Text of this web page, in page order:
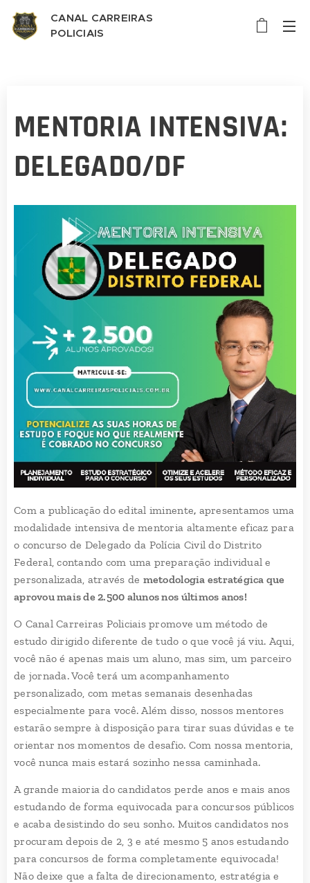
CANAL CARREIRAS
POLICIAIS
MENTORIA INTENSIVA:
DELEGADO/DF
Com a publicação do edital iminente, apresentamos uma
modalidade intensiva de mentoria altamente eficaz para
o concurso de Delegado da Polícia Civil do Distrito
Federal, contando com uma preparação individual e
personalizada, através de metodologia estratégica que
aprovou mais de 2.500 alunos nos últimos anos!
O Canal Carreiras Policiais promove um método de
estudo dirigido diferente de tudo o que você já viu. Aqui,
você não é apenas mais um aluno, mas sim, um parceiro
de jornada. Você terá um acompanhamento
personalizado, com metas semanais desenhadas
especialmente para você. Além disso, nossos mentores
estarão sempre à disposição para tirar suas dúvidas e te
orientar nos momentos de desafio. Com nossa mentoria,
você nunca mais estará sozinho nessa caminhada.
A grande maioria do candidatos perde anos e mais anos
estudando de forma equivocada para concursos públicos
e acaba desistindo do seu sonho. Muitos candidatos nos
procuram depois de 2, 3 e até mesmo 5 anos estudando
para concursos de forma completamente equivocada!
Não deixe que a falta de direcionamento, estratégia e